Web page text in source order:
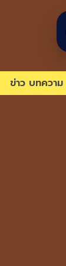
ข่าว บทความ